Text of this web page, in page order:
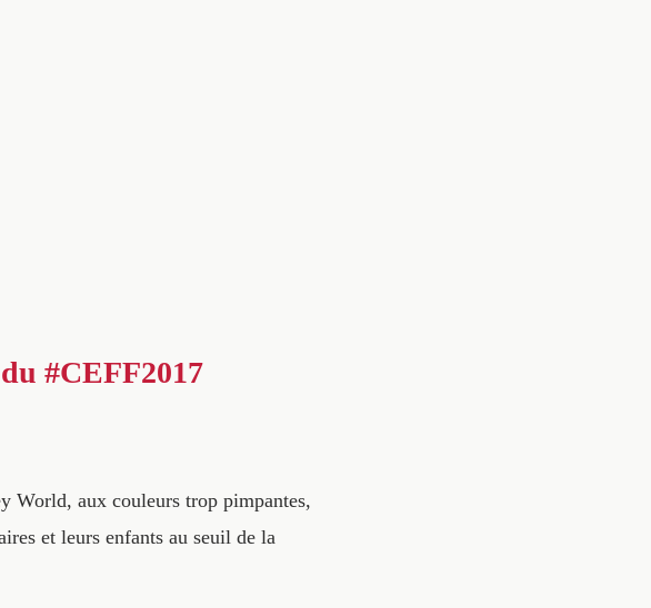
#CEFF2017
World, aux couleurs trop pimpantes,
et leurs enfants au seuil de la